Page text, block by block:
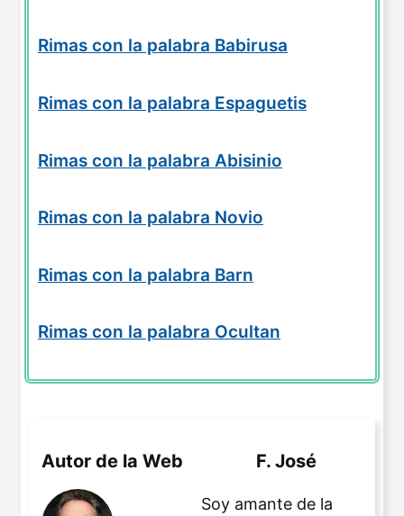
Rimas con la palabra Babirusa
Rimas con la palabra Espaguetis
Rimas con la palabra Abisinio
Rimas con la palabra Novio
Rimas con la palabra Barn
Rimas con la palabra Ocultan
Autor de la Web F. José
Soy amante de la